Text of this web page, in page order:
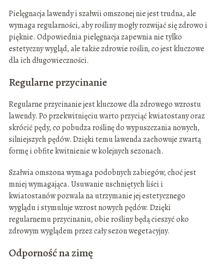
Pielęgnacja lawendy i szałwii omszonej nie jest trudna, ale
wymaga regularności, aby rośliny mogły rozwijać się zdrowo i
pięknie. Odpowiednia pielęgnacja zapewnia nie tylko
estetyczny wygląd, ale także zdrowie roślin, co jest kluczowe
dla ich długowieczności.
Regularne przycinanie
Regularne przycinanie jest kluczowe dla zdrowego wzrostu
lawendy. Po przekwitnięciu warto przyciąć kwiatostany oraz
skrócić pędy, co pobudza roślinę do wypuszczania nowych,
silniejszych pędów. Dzięki temu lawenda zachowuje zwartą
formę i obfite kwitnienie w kolejnych sezonach.
Szałwia omszona wymaga podobnych zabiegów, choć jest
mniej wymagająca. Usuwanie uschniętych liści i
kwiatostanów pozwala na utrzymanie jej estetycznego
wyglądu i stymuluje wzrost nowych pędów. Dzięki
regularnemu przycinaniu, obie rośliny będą cieszyć oko
zdrowym wyglądem przez cały sezon wegetacyjny.
Odporność na zimę